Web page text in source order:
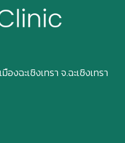
ฉะเชิงเทรา จ.ฉะเชิงเทรา